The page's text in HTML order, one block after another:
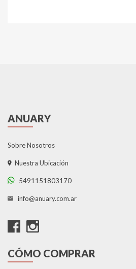
ANUARY
Sobre Nosotros
Nuestra Ubicación
5491151803170
info@anuary.com.ar
CÓMO COMPRAR